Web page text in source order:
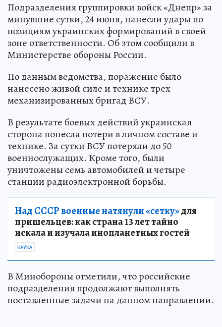
Подразделения группировки войск «Днепр» за
минувшие сутки, 24 июня, нанесли удары по
позициям украинских формирований в своей
зоне ответственности. Об этом сообщили в
Министерстве обороны России.
По данным ведомства, поражение было
нанесено живой силе и технике трех
механизированных бригад ВСУ.
В результате боевых действий украинская
сторона понесла потери в личном составе и
технике. За сутки ВСУ потеряли до 50
военнослужащих. Кроме того, были
уничтожены семь автомобилей и четыре
станции радиоэлектронной борьбы.
Над СССР военные натянули «сетку»для
пришельцев: как страна 13 лет тайно
искала и изучала инопланетных гостей
НАУКА
В Минобороны отметили, что российские
подразделения продолжают выполнять
поставленные задачи на данном направлении.